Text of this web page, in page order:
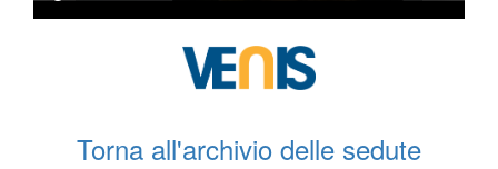
Torna all'archivio delle sedute